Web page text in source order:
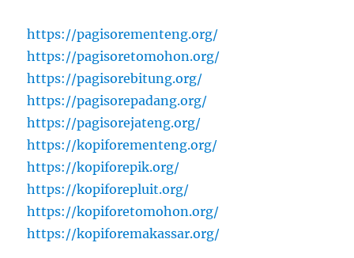
https://pagisorementeng.org/
https://pagisoretomohon.org/
https://pagisorebitung.org/
https://pagisorepadang.org/
https://pagisorejateng.org/
https://kopiforementeng.org/
https://kopiforepik.org/
https://kopiforepluit.org/
https://kopiforetomohon.org/
https://kopiforemakassar.org/